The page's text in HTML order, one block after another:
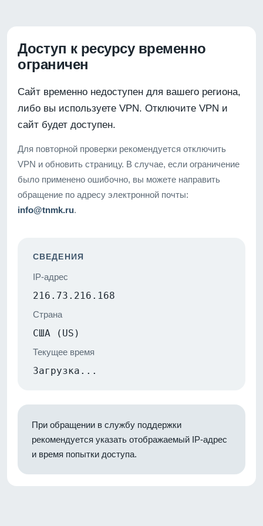
Доступ к ресурсу временно
ограничен
Сайт временно недоступен для вашего региона,
либо вы используете VPN. Отключите VPN и
сайт будет доступен.
Для повторной проверки рекомендуется отключить
VPN и обновить страницу. В случае, если ограничение
было применено ошибочно, вы можете направить
обращение по адресу электронной почты:
info@tnmk.ru.
СВЕДЕНИЯ
IP-адрес
216.73.216.168
Страна
США (US)
Текущее время
Загрузка...
При обращении в службу поддержки
рекомендуется указать отображаемый IP-адрес
и время попытки доступа.